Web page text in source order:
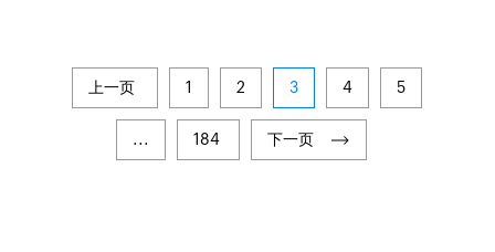
上一页 1 2 3 4 5
... 184 下一页